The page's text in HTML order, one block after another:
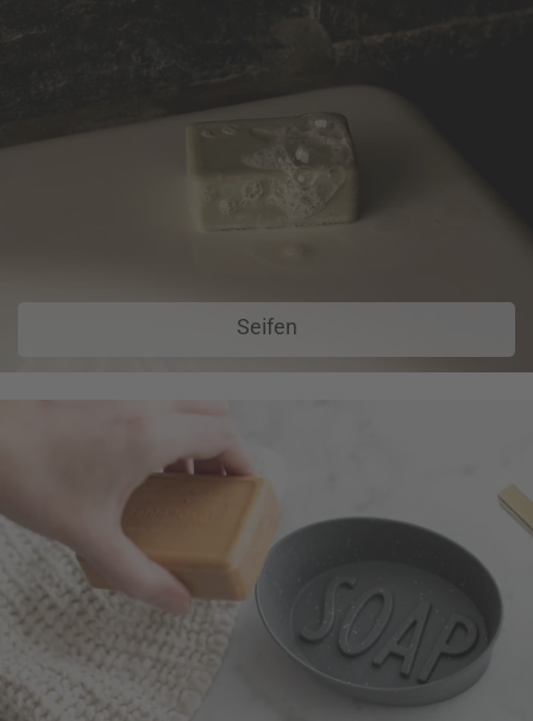
Seifen